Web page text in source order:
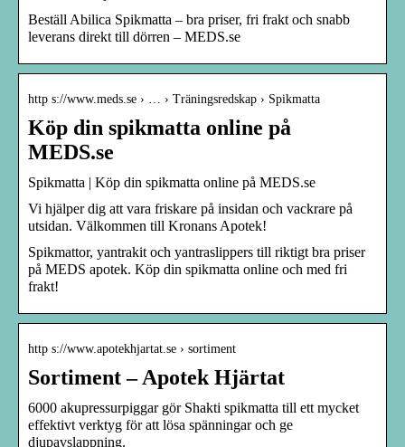
Beställ Abilica Spikmatta – bra priser, fri frakt och snabb
leverans direkt till dörren – MEDS.se
http s://www.meds.se › … › Träningsredskap › Spikmatta
Köp din spikmatta online på
MEDS.se
Spikmatta | Köp din spikmatta online på MEDS.se
Vi hjälper dig att vara friskare på insidan och vackrare på
utsidan. Välkommen till Kronans Apotek!
Spikmattor, yantrakit och yantraslippers till riktigt bra priser
på MEDS apotek. Köp din spikmatta online och med fri
frakt!
http s://www.apotekhjartat.se › sortiment
Sortiment – Apotek Hjärtat
6000 akupressurpiggar gör Shakti spikmatta till ett mycket
effektivt verktyg för att lösa spänningar och ge
djupavslappning.